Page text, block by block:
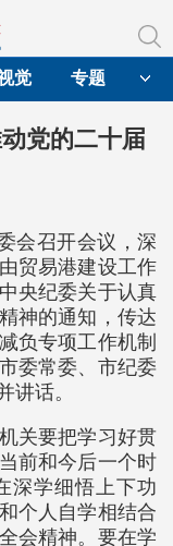
觉 专题
党的二十届
会召开会议，深
贸易港建设工作
央纪委关于认真
神的通知，传达
负专项工作机制
委常委、市纪委
讲话。
关要把学习好贯
前和今后一个时
深学细悟上下功
个人自学相结合
会精神。要在学